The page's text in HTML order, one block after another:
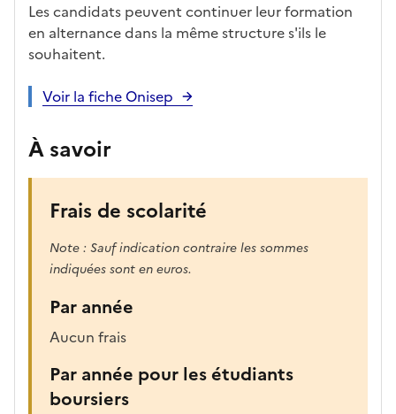
Les candidats peuvent continuer leur formation
en alternance dans la même structure s'ils le
souhaitent.
Voir la fiche Onisep
À savoir
Frais de scolarité
Note : Sauf indication contraire les sommes
indiquées sont en euros.
Par année
Aucun frais
Par année pour les étudiants
boursiers